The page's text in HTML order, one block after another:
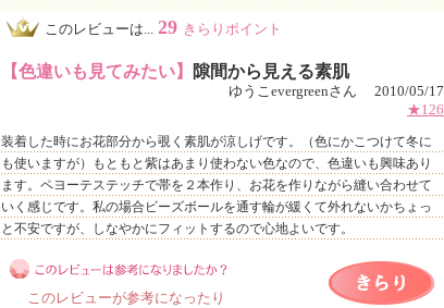
このレビューは... 29 きらりポイント
【色違いも見てみたい】 隙間から見える素肌
ゆうこevergreenさん 2010/05/17
★126
装着した時にお花部分から覗く素肌が涼しげです。（色にかこつけて冬に
も使いますが）もともと紫はあまり使わない色なので、色違いも興味あり
ます。ペヨーテステッチで帯を２本作り、お花を作りながら縫い合わせて
いく感じです。私の場合ビーズボールを通す輪が緩くて外れないかちょっ
と不安ですが、しなやかにフィットするので心地よいです。
このレビューが参考になったり